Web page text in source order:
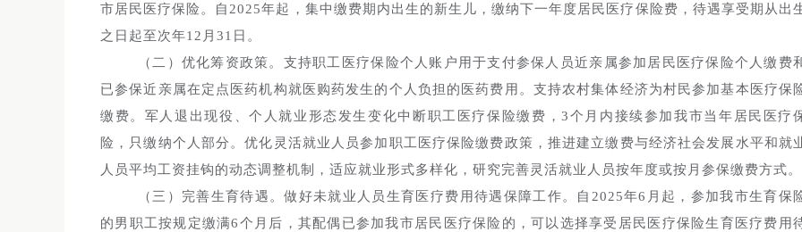
市居民医疗保险。自2025年起，集中缴费期内出生的新生儿，缴纳下一年度居民医疗保险费，待遇享受期从出
之日起至次年12月31日。
（二）优化筹资政策。支持职工医疗保险个人账户用于支付参保人员近亲属参加居民医疗保险个人缴费
已参保近亲属在定点医药机构就医购药发生的个人负担的医药费用。支持农村集体经济为村民参加基本医疗保
缴费。军人退出现役、个人就业形态发生变化中断职工医疗保险缴费，3个月内接续参加我市当年居民医疗
险，只缴纳个人部分。优化灵活就业人员参加职工医疗保险缴费政策，推进建立缴费与经济社会发展水平和就
人员平均工资挂钩的动态调整机制，适应就业形式多样化，研究完善灵活就业人员按年度或按月参保缴费方式。
（三）完善生育待遇。做好未就业人员生育医疗费用待遇保障工作。自2025年6月起，参加我市生育保
的男职工按规定缴满6个月后，其配偶已参加我市居民医疗保险的，可以选择享受居民医疗保险生育医疗费用